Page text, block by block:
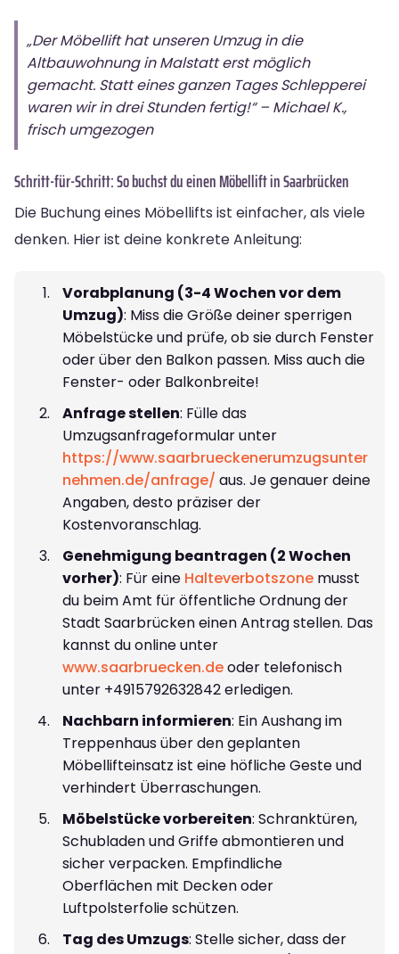
„Der Möbellift hat unseren Umzug in die
Altbauwohnung in Malstatt erst möglich
gemacht. Statt eines ganzen Tages Schlepperei
waren wir in drei Stunden fertig!“ – Michael K.,
frisch umgezogen
Schritt-für-Schritt: So buchst du einen Möbellift in Saarbrücken
Die Buchung eines Möbellifts ist einfacher, als viele
denken. Hier ist deine konkrete Anleitung:
Vorabplanung (3-4 Wochen vor dem
Umzug): Miss die Größe deiner sperrigen
Möbelstücke und prüfe, ob sie durch Fenster
oder über den Balkon passen. Miss auch die
Fenster- oder Balkonbreite!
Anfrage stellen: Fülle das
Umzugsanfrageformular unter
https://www.saarbrueckenerumzugsunter
nehmen.de/anfrage/ aus. Je genauer deine
Angaben, desto präziser der
Kostenvoranschlag.
Genehmigung beantragen (2 Wochen
vorher): Für eine Halteverbotszone musst
du beim Amt für öffentliche Ordnung der
Stadt Saarbrücken einen Antrag stellen. Das
kannst du online unter
www.saarbruecken.deoder telefonisch
unter +4915792632842 erledigen.
Nachbarn informieren: Ein Aushang im
Treppenhaus über den geplanten
Möbellifteinsatz ist eine höfliche Geste und
verhindert Überraschungen.
Möbelstücke vorbereiten: Schranktüren,
Schubladen und Griffe abmontieren und
sicher verpacken. Empfindliche
Oberflächen mit Decken oder
Luftpolsterfolie schützen.
Tag des Umzugs: Stelle sicher, dass der